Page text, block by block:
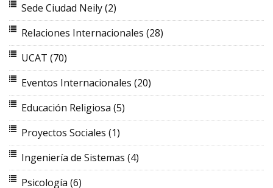
Sede Ciudad Neily(2)
Relaciones Internacionales (28)
UCAT (70)
Eventos Internacionales (20)
Educación Religiosa (5)
Proyectos Sociales (1)
Ingeniería de Sistemas (4)
Psicología (6)